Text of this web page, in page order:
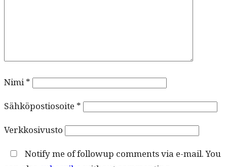
Nimi*
Sähköpostiosoite *
Verkkosivusto
Notify me of followup comments via e-mail. You